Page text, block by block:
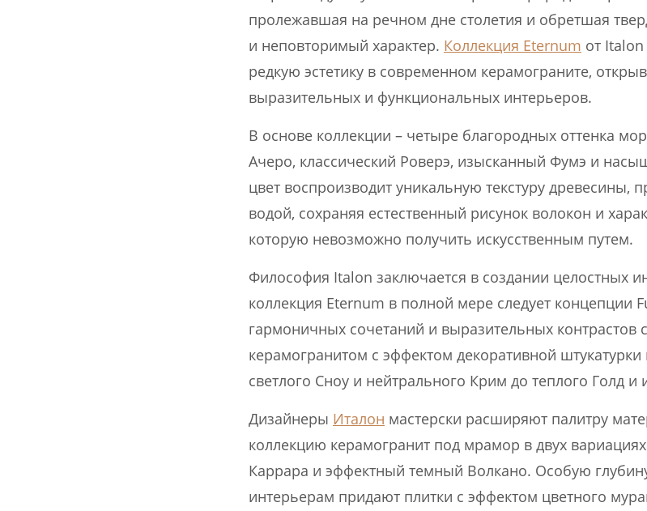
пролежавшая на речном дне столетия и обретшая
и неповторимый характер. Коллекция Eternum от Italon
редкую эстетику в современном керамограните,
выразительных и функциональных интерьеров.
В основе коллекции – четыре благородных оттенка
Ачеро, классический Роверэ, изысканный Фумэ и
цвет воспроизводит уникальную текстуру древесины,
водой, сохраняя естественный рисунок волокон и
которую невозможно получить искусственным путем.
Философия Italon заключается в создании целостных
коллекция Eternum в полной мере следует концепции
гармоничных сочетаний и выразительных контрастов
керамогранитом с эффектом декоративной штукатурки
светлого Сноу и нейтрального Крим до теплого Голд и
Дизайнеры Италон мастерски расширяют палитру
коллекцию керамогранит под мрамор в двух
Каррара и эффектный темный Волкано. Особую
интерьерам придают плитки с эффектом цветного